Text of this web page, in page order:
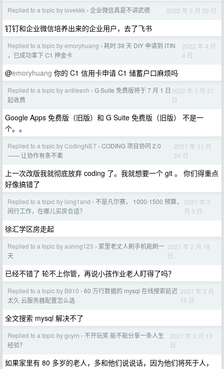
Replied to a topic by iovekkk › 企业微信真是不讲武德 2022 年 6 月 29 日
钉钉和企业微信培养出来的企业用户，去了飞书
Replied to a topic by emoryhuang › 耗时 39 天 DIY 申请到 ITIN
，已成功拿下 C1 押金卡
2022 年 4 月
4 日
@emoryhuang 你的 C1 信用卡申请 C1 储蓄户口麻烦吗
Replied to a topic by antileech › G Suite 免费版将于 7 月 1 日
起收费
2022 年 1 月 21
日
Google Apps 免费版（旧版）和 G Suite 免费版（旧版） 不是一
个。。
Replied to a topic by CodingNET › CODING 项目协同 2.0
—— 让协作有条不紊
2021 年 11 月
24 日
上一次改版我就彻底放弃 coding 了。我就想要一个 git 。 你们得重点
好像搞错了
Replied to a topic by long1and › 不是凡尔赛， 1000-1500 预算，
闵行工作，在哪儿买房合适？
2021 年 3
月 3 日
徐汇学区房走起
Replied to a topic by xumng123 › 家里老丈人刷手机能刷一
天
2021 年 2 月 18
日
已经不错了 轮不上你管，再说小孩作业老人盯得了吗？
Replied to a topic by B910 › 60 万行数据的 mysql 在线搜索延迟
太久 云服务器配置怎么选
2021 年 2 月
15 日
全文搜索 mysql 解决不了
Replied to a topic by gcyrn › 不开玩笑 能不能分享一条人生
经验？
2021 年 2 月 13
日
如果家里有 80 多岁的老人，多和他们说说话，因为他们将死于人，